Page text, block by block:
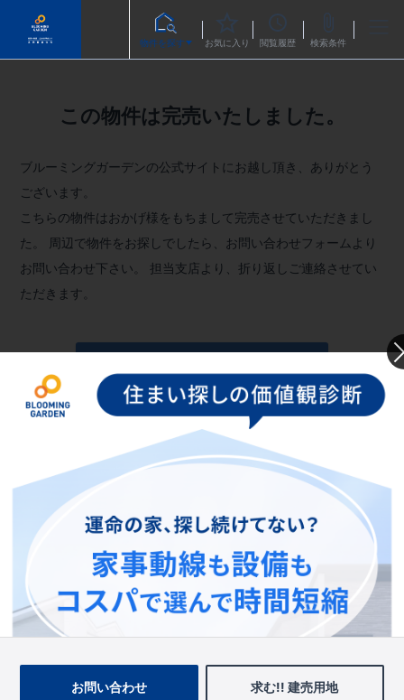
物件を探す お気に入り 閲覧履歴 検索条件
この物件は完売いたしました。
ブルーミングガーデンの公式サイトにお越し頂き、ありがとう
ございます。
こちらの物件はおかげ様をもちまして完売させていただきまし
た。
周辺で物件をお探しでしたら、お問い合わせフォームより
お問い合わせ下さい。
担当支店より、折り返しご連絡させてい
ただきます。
お問い合わせフォームへ
この物件を見ている人に
おすすめの物件
お問い合わせ 求む!! 建売用地